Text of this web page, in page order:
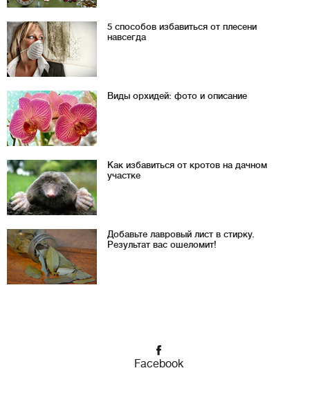
5 способов избавиться от плесени
навсегда
Виды орхидей: фото и описание
Как избавиться от кротов на дачном
участке
Добавьте лавровый лист в стирку.
Результат вас ошеломит!
Facebook